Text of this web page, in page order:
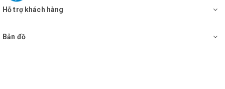
Hỗ trợ khách hàng
Bản đồ